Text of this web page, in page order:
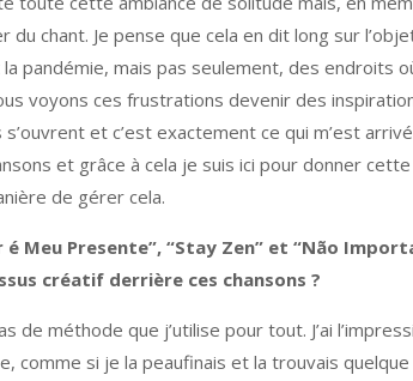
chant. Je pense que cela en dit long sur
pandémie, mais pas seulement, des endroits
voyons ces frustrations devenir des
et c’est exactement ce qui m’est
et grâce à cela je suis ici pour donner
de gérer cela.
Presente”, “Stay Zen” et “Não
créatif derrière ces chansons ?
méthode que j’utilise pour tout. J’ai
comme si je la peaufinais et la trouvais